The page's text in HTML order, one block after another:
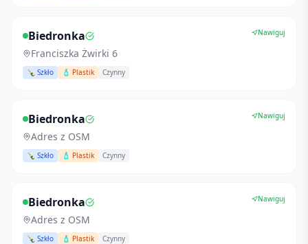
Biedronka
Franciszka Żwirki 6
🍾 Szkło 🧴 Plastik Czynny
Nawiguj
Biedronka
Adres z OSM
🍾 Szkło 🧴 Plastik Czynny
Nawiguj
Biedronka
Adres z OSM
🍾 Szkło 🧴 Plastik Czynny
Nawiguj